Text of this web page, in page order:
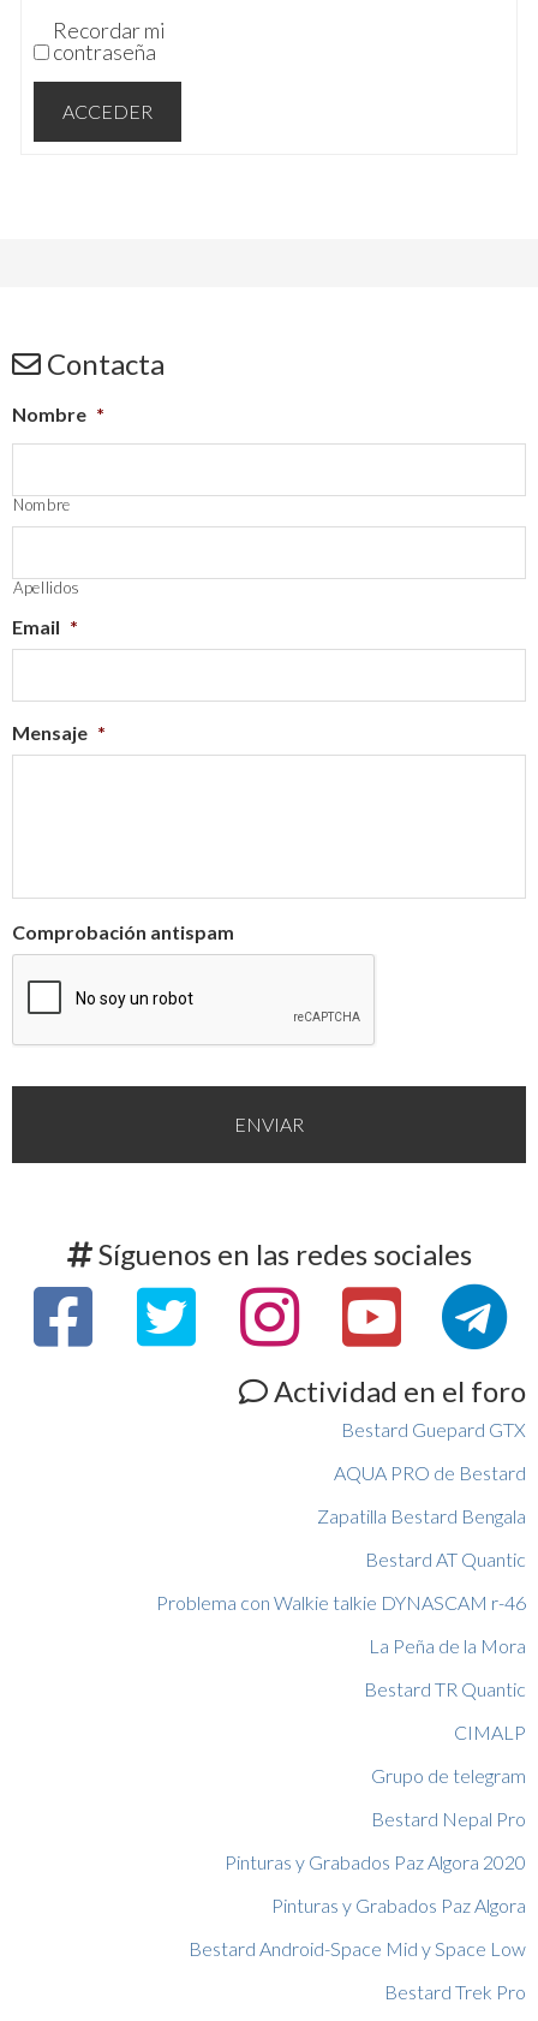
Recordar mi
contraseña
ACCEDER
Contacta
Nombre *
Nombre
Apellidos
Email *
Mensaje *
Comprobación antispam
Síguenos en las redes sociales
Actividad en el foro
Bestard Guepard GTX
AQUA PRO de Bestard
Zapatilla Bestard Bengala
Bestard AT Quantic
Problema con Walkie talkie DYNASCAM r-46
La Peña de la Mora
Bestard TR Quantic
CIMALP
Grupo de telegram
Bestard Nepal Pro
Pinturas y Grabados Paz Algora 2020
Pinturas y Grabados Paz Algora
Bestard Android-Space Mid y Space Low
Bestard Trek Pro